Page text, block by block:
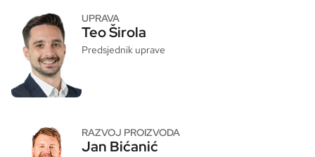
UPRAVA
Teo Širola
Predsjednik uprave
RAZVOJ PROIZVODA
Jan Bićanić